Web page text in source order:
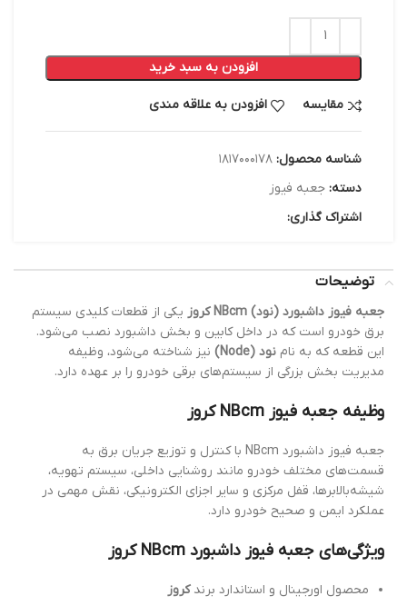
افزودن به سبد خرید
مقایسه افزودن به علاقه مندی
شناسه محصول: ۱۸۱۷۰۰۰۱۷۸
دسته: جعبه فیوز
اشتراک گذاری:
توضیحات
جعبه فیوز داشبورد (نود) NBcm کروز
یکی از قطعات کلیدی سیستم
برق خودرو است که در داخل کابین و بخش داشبورد نصب می‌شود.
این قطعه که به نام نود (Node)
نیز شناخته می‌شود، وظیفه
مدیریت بخش بزرگی از سیستم‌های برقی خودرو را بر عهده دارد.
وظیفه جعبه فیوز NBcm کروز
جعبه فیوز داشبورد NBcm با کنترل و توزیع جریان برق به
قسمت‌های مختلف خودرو مانند روشنایی داخلی، سیستم تهویه،
شیشه‌بالابرها، قفل مرکزی و سایر اجزای الکترونیکی، نقش مهمی در
عملکرد ایمن و صحیح خودرو دارد.
ویژگی‌های جعبه فیوز داشبورد NBcm کروز
محصول اورجینال و استاندارد برندکروز